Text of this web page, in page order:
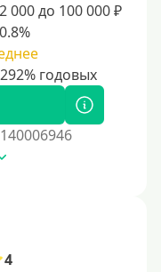
000 до 100 000 ₽
4